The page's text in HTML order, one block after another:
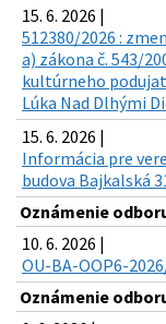
15. 6. 2026 |
512380/2026 :
a) zákona č. 543/
kultúrneho
Lúka Nad Dlhými
15. 6. 2026 |
Informácia pre
budova Bajkalská
Oznámenie
10. 6. 2026 |
OU-BA-OOP6-
Oznámenie